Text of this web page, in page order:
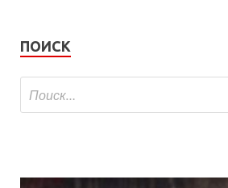
ПОИСК